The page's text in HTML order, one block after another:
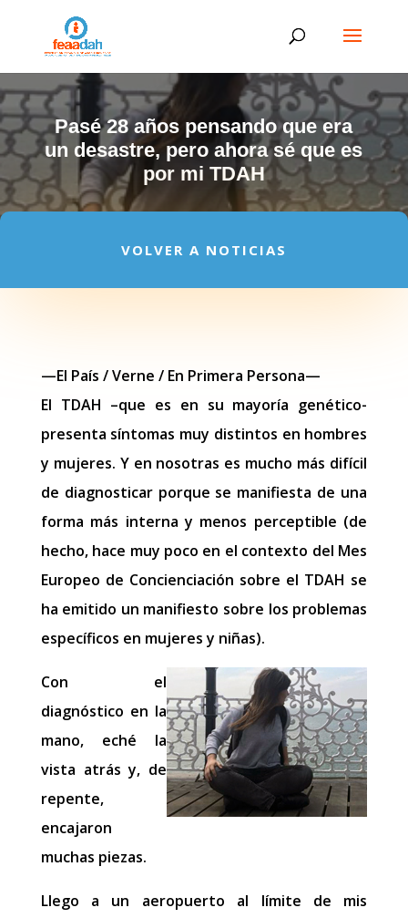
Pasé 28 años pensando que era
un desastre, pero ahora sé que es
por mi TDAH
VOLVER A NOTICIAS
—El País / Verne / En Primera Persona—
El TDAH –que es en su mayoría genético-
presenta síntomas muy distintos en hombres
y mujeres. Y en nosotras es mucho más difícil
de diagnosticar porque se manifiesta de una
forma más interna y menos perceptible (de
hecho, hace muy poco en el contexto del Mes
Europeo de Concienciación sobre el TDAH se
ha emitido un manifiesto sobre los problemas
específicos en mujeres y niñas).
Con el
diagnóstico en la
mano, eché la
vista atrás y, de
repente,
encajaron
muchas piezas.
Llego a un aeropuerto al límite de mis